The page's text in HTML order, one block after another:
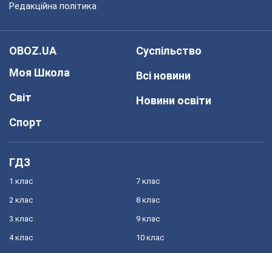
Редакційна політика
OBOZ.UA
Моя Школа
Світ
Спорт
Суспільство
Всі новини
Новини освіти
ГДЗ
1 клас
2 клас
3 клас
4 клас
7 клас
8 клас
9 клас
10 клас